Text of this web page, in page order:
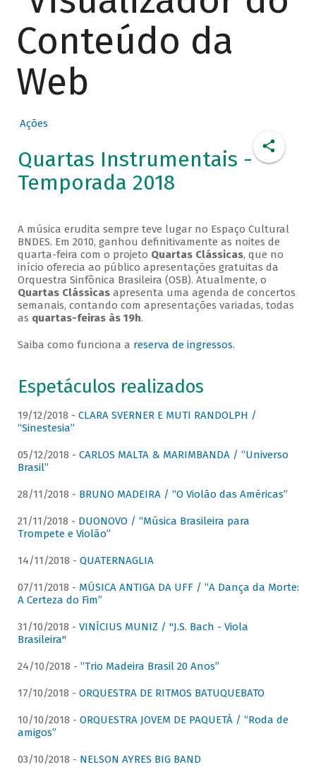
Conteúdo da
Web
Ações
Quartas Instrumentais -
Temporada 2018
A música erudita sempre teve lugar no Espaço Cultural
BNDES. Em 2010, ganhou definitivamente as noites de
quarta-feira com o projeto Quartas Clássicas, que no
início oferecia ao público apresentações gratuitas da
Orquestra Sinfônica Brasileira (OSB). Atualmente, o
Quartas Clássicasapresenta uma agenda de concertos
semanais, contando com apresentações variadas, todas
as quartas-feiras às 19h.
Saiba como funciona a reserva de ingressos.
Espetáculos realizados
19/12/2018 - CLARA SVERNER E MUTI RANDOLPH /
“Sinestesia”
05/12/2018 - CARLOS MALTA & MARIMBANDA / “Universo
Brasil”
28/11/2018 - BRUNO MADEIRA / “O Violão das Américas”
21/11/2018 - DUONOVO / “Música Brasileira para
Trompete e Violão”
14/11/2018 - QUATERNAGLIA
07/11/2018 - MÚSICA ANTIGA DA UFF / “A Dança da Morte:
A Certeza do Fim”
31/10/2018 - VINÍCIUS MUNIZ / "J.S. Bach - Viola
Brasileira"
24/10/2018 - “Trio Madeira Brasil 20 Anos”
17/10/2018 - ORQUESTRA DE RITMOS BATUQUEBATO
10/10/2018 - ORQUESTRA JOVEM DE PAQUETÁ / “Roda de
amigos”
03/10/2018 - NELSON AYRES BIG BAND